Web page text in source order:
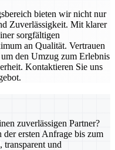
bieten wir nicht nur
Zuverlässigkeit. Mit klarer
sorgfältigen
an Qualität. Vertrauen
den Umzug zum Erlebnis
Kontaktieren Sie uns
zuverlässigen Partner?
der ersten Anfrage bis zum
transparent und